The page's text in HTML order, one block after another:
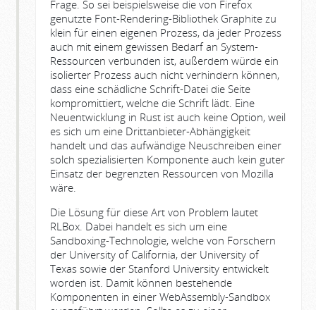
Frage. So sei beispielsweise die von Firefox
genutzte Font-Rendering-Bibliothek Graphite zu
klein für einen eigenen Prozess, da jeder Prozess
auch mit einem gewissen Bedarf an System-
Ressourcen verbunden ist, außerdem würde ein
isolierter Prozess auch nicht verhindern können,
dass eine schädliche Schrift-Datei die Seite
kompromittiert, welche die Schrift lädt. Eine
Neuentwicklung in Rust ist auch keine Option, weil
es sich um eine Drittanbieter-Abhängigkeit
handelt und das aufwändige Neuschreiben einer
solch spezialisierten Komponente auch kein guter
Einsatz der begrenzten Ressourcen von Mozilla
wäre.
Die Lösung für diese Art von Problem lautet
RLBox. Dabei handelt es sich um eine
Sandboxing-Technologie, welche von Forschern
der University of California, der University of
Texas sowie der Stanford University entwickelt
worden ist. Damit können bestehende
Komponenten in einer WebAssembly-Sandbox